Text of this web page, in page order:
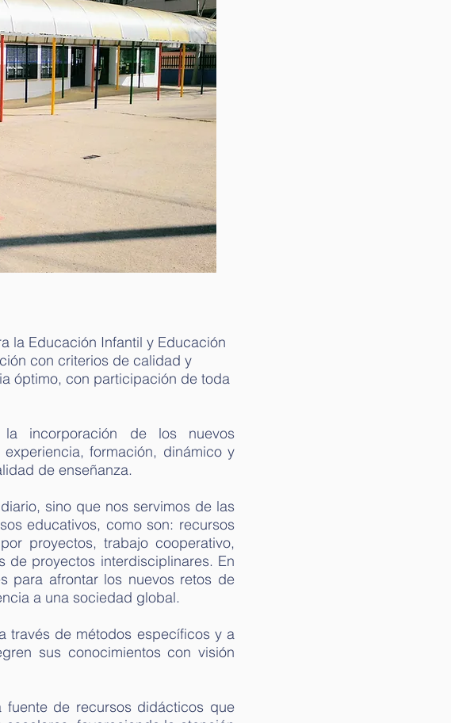
la Educación Infantil y Educación
con criterios de calidad y
óptimo, con participación de toda
la incorporación de los nuevos
formación, dinámico y
de enseñanza.
sino que nos servimos de las
educativos, como son: recursos
proyectos, trabajo cooperativo,
de proyectos interdisciplinares. En
para afrontar los nuevos retos de
a una sociedad global.
través de métodos específicos y a
sus conocimientos con visión
fuente de recursos didácticos que